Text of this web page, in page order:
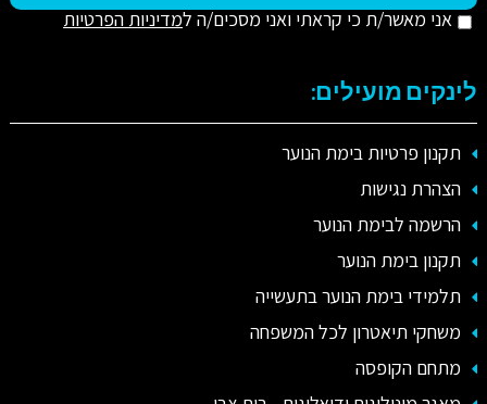
אני מאשר/ת כי קראתי ואני מסכים/ה למדיניות הפרטיות
לינקים מועילים:
תקנון פרטיות בימת הנוער
הצהרת נגישות
הרשמה לבימת הנוער
תקנון בימת הנוער
תלמידי בימת הנוער בתעשייה
משחקי תיאטרון לכל המשפחה
מתחם הקופסה